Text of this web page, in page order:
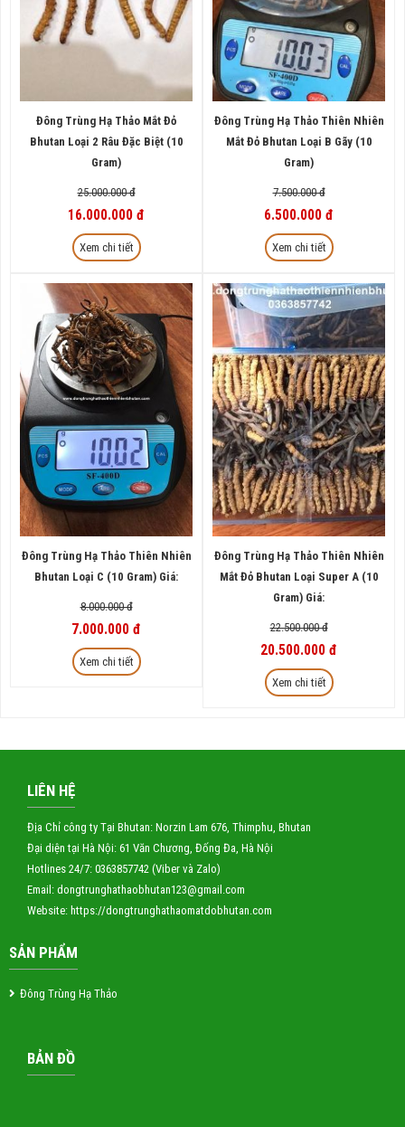
Đông Trùng Hạ Thảo Mắt Đỏ
Bhutan Loại 2 Râu Đặc Biệt (10
Gram)
25.000.000 đ
16.000.000 đ
Xem chi tiết
Đông Trùng Hạ Thảo Thiên Nhiên
Mắt Đỏ Bhutan Loại B Gãy (10
Gram)
7.500.000 đ
6.500.000 đ
Xem chi tiết
Đông Trùng Hạ Thảo Thiên Nhiên
Bhutan Loại C (10 Gram) Giá:
8.000.000 đ
7.000.000 đ
Xem chi tiết
Đông Trùng Hạ Thảo Thiên Nhiên
Mắt Đỏ Bhutan Loại Super A (10
Gram) Giá:
22.500.000 đ
20.500.000 đ
Xem chi tiết
LIÊN HỆ
Địa Chỉ công ty Tại Bhutan: Norzin Lam 676, Thimphu, Bhutan
Đại diện tại Hà Nội: 61 Văn Chương, Đống Đa, Hà Nội
Hotlines 24/7: 0363857742 (Viber và Zalo)
Email: dongtrunghathaobhutan123@gmail.com
Website: https://dongtrunghathaomatdobhutan.com
SẢN PHẨM
Đông Trùng Hạ Thảo
BẢN ĐỒ